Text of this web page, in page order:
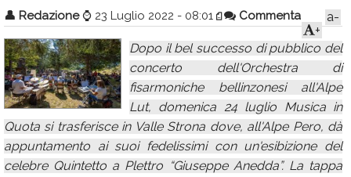
Info Utili
Rubriche
Calendario
Annunci
👤 Redazione ⌚ 23 Luglio 2022 - 08:01 Commenta
a-
+
Dopo il bel successo di pubblico del
concerto dell'Orchestra di
fisarmoniche bellinzonesi all'Alpe
Lut, domenica 24 luglio Musica in
Quota si trasferisce in Valle Strona dove, all'Alpe Pero, dà
appuntamento ai suoi fedelissimi con un'esibizione del
celebre Quintetto a Plettro “Giuseppe Anedda”. La tappa